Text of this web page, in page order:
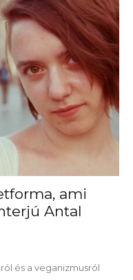
ami
Antal
és a veganizmusról